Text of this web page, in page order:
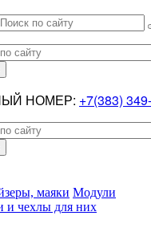
НОМЕР: +7(383)
маяки Модули
и чехлы для них